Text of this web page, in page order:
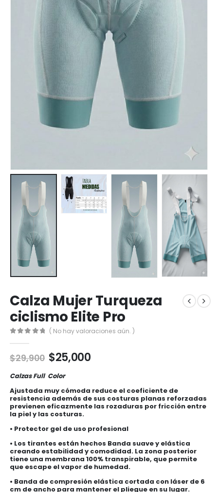
Calza Mujer Turqueza
ciclismo Elite Pro
( No hay valoraciones aún. )
$29,900 El
precio
original
era:
$29,900.
$25,000El
es:
$25,000.
Calzas Full Color
Ajustada muy cómoda reduce el coeficiente de
resistencia además de sus costuras planas reforzadas
previenen eficazmente las rozaduras por fricción entre
la piel y las costuras.
• Protector gel de uso profesional
• Los tirantes están hechos Banda suave y elástica
creando estabilidad y comodidad. La zona posterior
tiene una membrana 100% transpirable, que permite
que escape el vapor de humedad.
• Banda de compresión elástica cortada con láser de 6
cm de ancho para mantener el pliegue en su lugar.